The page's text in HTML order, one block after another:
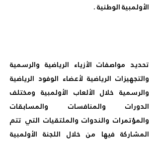
الأولمبية الوطنية .
تحديد مواصفات الأزياء الرياضية والرسمية
والتجهيزات الرياضية لأعضاء الوفود الرياضية
والرسمية خلال الألعاب الأولمبية ومختلف
الدورات والمنافسات والمسابقات
والمؤتمرات والندوات والملتقيات التي تتم
المشاركة فيها من خلال اللجنة الأولمبية